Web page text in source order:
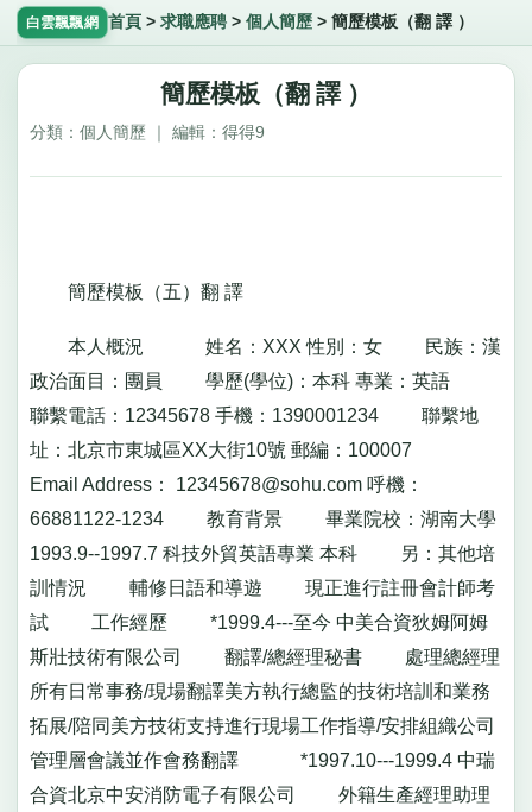
白雲飄飄網 首頁 > 求職應聘> 個人簡歷> 簡歷模板（翻 譯 ）
簡歷模板（翻 譯 ）
分類：個人簡歷 ｜ 編輯：得得9
簡歷模板（五）翻 譯
本人概況 姓名：XXX 性別：女 民族：漢
政治面目：團員 學歷(學位)：本科 專業：英語
聯繫電話：12345678 手機：1390001234 聯繫地
址：北京市東城區XX大街10號 郵編：100007
Email Address： 12345678@sohu.com呼機：
66881122-1234 教育背景 畢業院校：湖南大學
1993.9--1997.7 科技外貿英語專業 本科 另：其他培
訓情況 輔修日語和導遊 現正進行註冊會計師考
試 工作經歷 *1999.4---至今 中美合資狄姆阿姆
斯壯技術有限公司 翻譯/總經理秘書 處理總經理
所有日常事務/現場翻譯美方執行總監的技術培訓和業務
拓展/陪同美方技術支持進行現場工作指導/安排組織公司
管理層會議並作會務翻譯 *1997.10---1999.4 中瑞
合資北京中安消防電子有限公司 外籍生產經理助理